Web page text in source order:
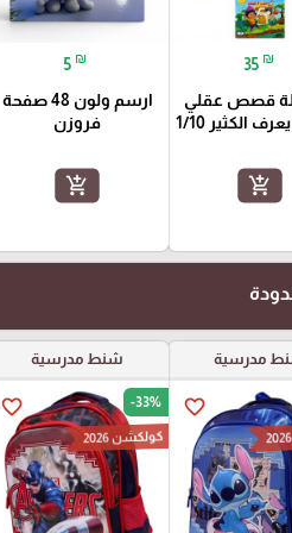
35 ₪
قصص عقلي
الكثير 1/10
add_shopping_cart
5 ₪
ارسم ولون 48 صفحة
فروزن
add_shopping_cart
مدرسية
favorite_border
شنط مدرسية
favorite_border -33%
كولكشن 2026